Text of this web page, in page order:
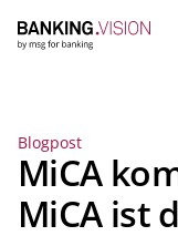
Blogpost
MiCA
MiCA ist